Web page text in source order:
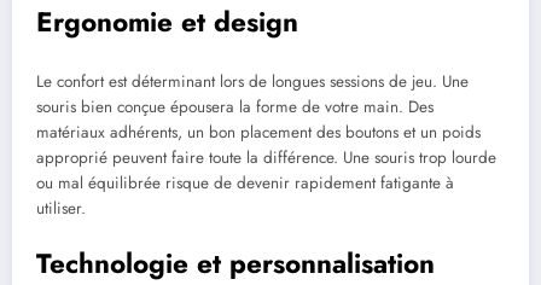
Ergonomie et design
Le confort est déterminant lors de longues sessions de jeu. Une
souris bien conçue épousera la forme de votre main. Des
matériaux adhérents, un bon placement des boutons et un poids
approprié peuvent faire toute la différence. Une souris trop lourde
ou mal équilibrée risque de devenir rapidement fatigante à
utiliser.
Technologie et personnalisation